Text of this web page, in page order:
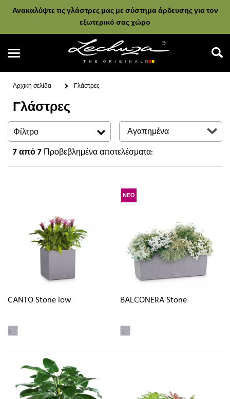
Ανακαλύψτε τις γλάστρες μας με σύστημα άρδευσης για τον
εξωτερικό σας χώρο
Αναζήτηση
Αρχική σελίδα Γλάστρες
Γλάστρες
Φίλτρο
7από 7Προβεβλημένα αποτελέσματα:
CANTO Stone low
ΝΕΟ
BALCONERA Stone